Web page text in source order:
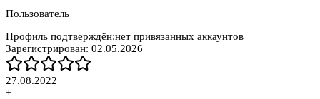
Пользователь
Профиль подтверждён:нет привязанных аккаунтов
Зарегистрирован: 02.05.2026
27.08.2022
+